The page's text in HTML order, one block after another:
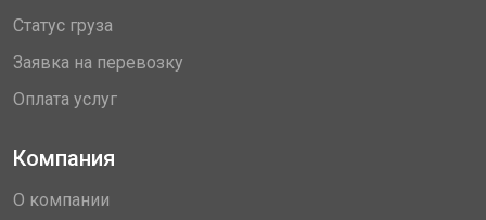
Статус груза
Заявка на перевозку
Оплата услуг
Компания
О компании